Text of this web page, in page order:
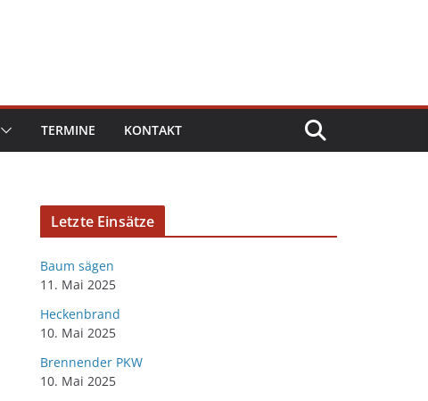
TERMINE KONTAKT
Letzte Einsätze
Baum sägen
11. Mai 2025
Heckenbrand
10. Mai 2025
Brennender PKW
10. Mai 2025